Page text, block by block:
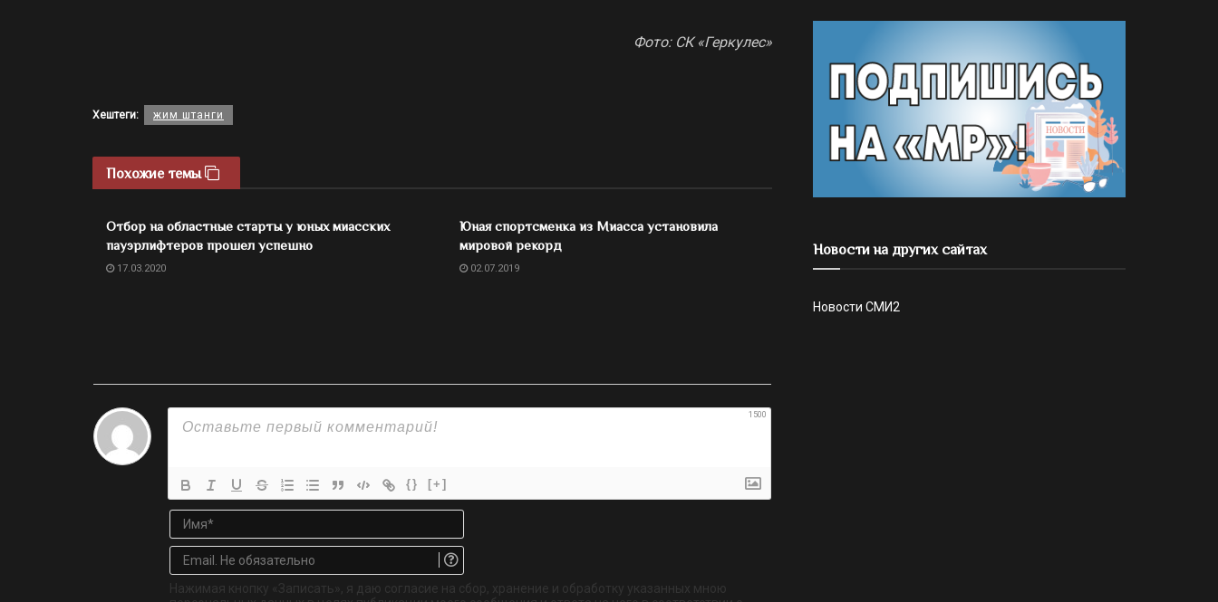
Фото: СК «Геркулес»
Хештеги: жим штанги
Похожие темы
Отбор на областные старты у юных миасских
пауэрлифтеров прошел успешно
17.03.2020
Юная спортсменка из Миасса установила
мировой рекорд
02.07.2019
1500
{} [+]
Имя*
Email.
обязательно
Нажимая кнопку «Записать», я даю согласие на сбор, хранение и обработку указанных мною
Новости на других сайтах
Новости СМИ2